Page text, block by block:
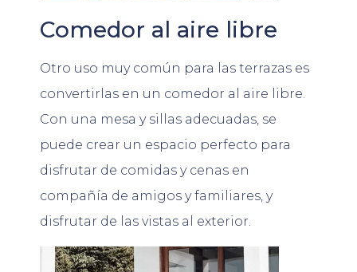
Comedor al aire libre
Otro uso muy común para las terrazas es
convertirlas en un comedor al aire libre.
Con una mesa y sillas adecuadas, se
puede crear un espacio perfecto para
disfrutar de comidas y cenas en
compañía de amigos y familiares, y
disfrutar de las vistas al exterior.